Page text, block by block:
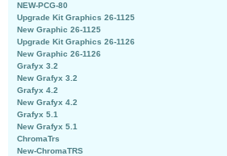
NEW-PCG-80
Upgrade Kit Graphics 26-1125
New Graphic 26-1125
Upgrade Kit Graphics 26-1126
New Graphic 26-1126
Grafyx 3.2
New Grafyx 3.2
Grafyx 4.2
New Grafyx 4.2
Grafyx 5.1
New Grafyx 5.1
ChromaTrs
New-ChromaTRS